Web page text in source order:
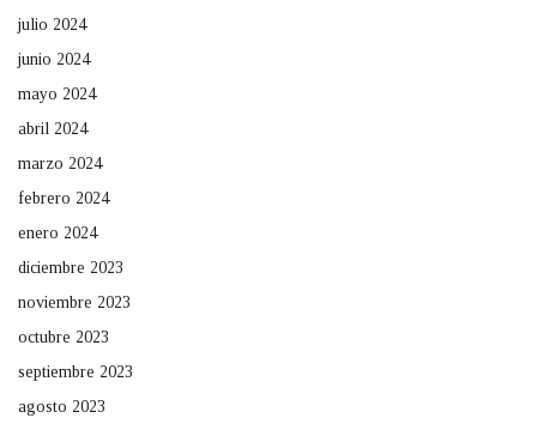
julio 2024
junio 2024
mayo 2024
abril 2024
marzo 2024
febrero 2024
enero 2024
diciembre 2023
noviembre 2023
octubre 2023
septiembre 2023
agosto 2023